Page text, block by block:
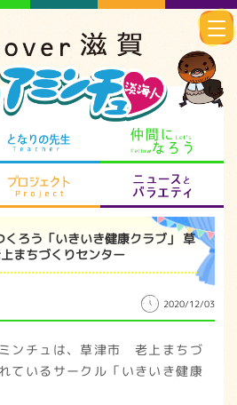
れざる滋賀 となりの先生
まる地元ネタ プロジェクト
ろう「いきいき健康クラブ」 草
まちづくりセンター
2020/12/03
ンチュは、草津市 老上まちづ
ているサークル「いきいき健康